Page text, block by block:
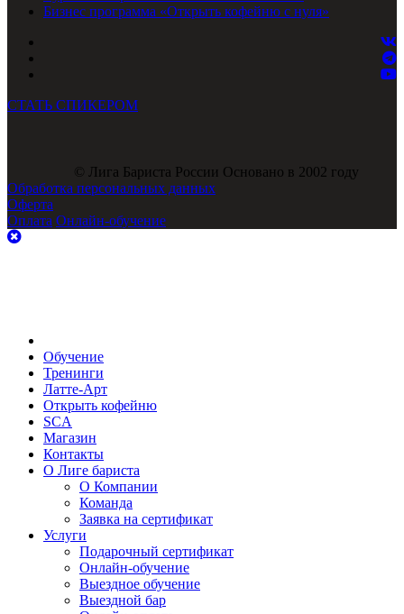
Бизнес программа «Открыть кофейню с нуля»
СТАТЬ СПИКЕРОМ
© Лига Бариста России Основано в 2002 году
Обработка персональных данных
Оферта
Оплата Онлайн-обучение
Обучение
Тренинги
Латте-Арт
Открыть кофейню
SCA
Магазин
Контакты
О Лиге бариста
О Компании
Команда
Заявка на сертификат
Услуги
Подарочный сертификат
Онлайн-обучение
Выездное обучение
Выездной бар